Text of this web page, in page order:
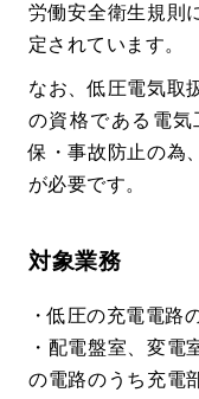
労働安全衛生規則
定されています。
なお、低圧電気取
の資格である電
保・事故防止の為
が必要です。
対象業務
・低圧の充電電路
・配電盤室、変電
の電路のうち充電